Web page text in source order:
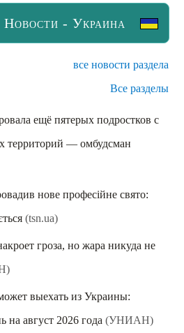
Новости - Украина
все новости раздела
Все разделы
ещё пятерых подростков с
территорий — омбудсман
нове професійне свято:
(tsn.ua)
гроза, но жара никуда не
выехать из Украины:
на август 2026 года (УНИАН)